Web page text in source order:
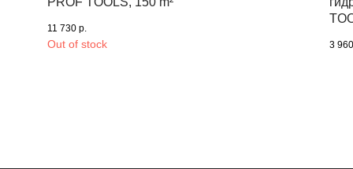
11 730 р.
Out of stock 3